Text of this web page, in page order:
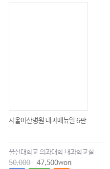
서울아산병원 내과매뉴얼 6판
울산대학교 의과대학 내과학교실
50,000
47,500won